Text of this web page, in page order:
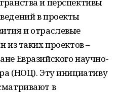
в проекты
и отраслевые
из таких проектов –
Евразийского научно-
(НОЦ). Эту инициативу
в